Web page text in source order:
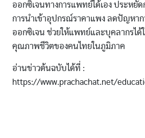
ออกซิเจนทางการแพทย์ได้เอง ประหยั
การนำเข้าอุปกรณ์ราคาแพง ลดปัญหา
ออกซิเจน ช่วยให้แพทย์และบุคลากรได้
คุณภาพชีวิตของคนไทยในภูมิภาค
อ่านข่าวต้นฉบับได้ที่ :
https://www.prachachat.net/